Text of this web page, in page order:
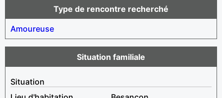
Type de rencontre recherché
Amoureuse
Situation familiale
Situation